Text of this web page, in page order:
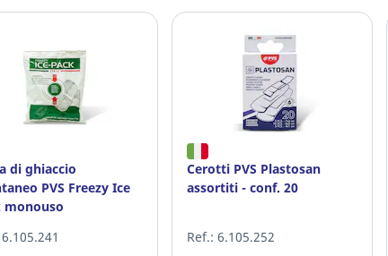
di ghiaccio
PVS Freezy Ice
monouso
Cerotti PVS Plastosan
assortiti - conf. 20
Ref.: 6.105.252